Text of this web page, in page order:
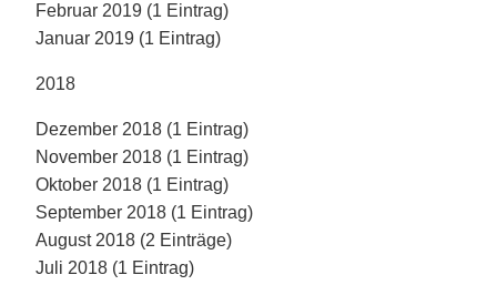
Februar 2019 (1 Eintrag)
Januar 2019 (1 Eintrag)
2018
Dezember 2018 (1 Eintrag)
November 2018 (1 Eintrag)
Oktober 2018 (1 Eintrag)
September 2018 (1 Eintrag)
August 2018 (2 Einträge)
Juli 2018 (1 Eintrag)